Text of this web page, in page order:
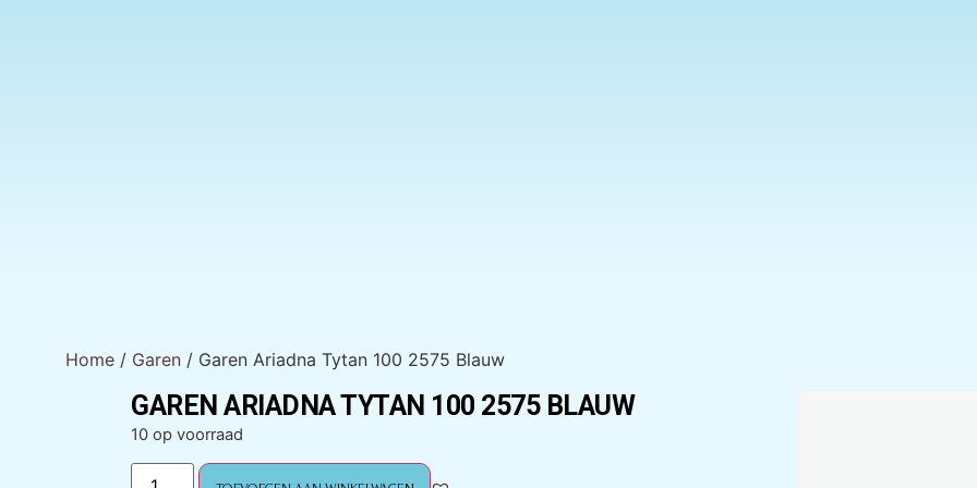
Home / Garen / Garen Ariadna Tytan 100 2575 Blauw
GAREN ARIADNA TYTAN 100 2575 BLAUW
10 op voorraad